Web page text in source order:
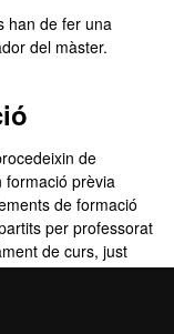
han de fer una
del màster.
de
formació prèvia
de formació
per professorat
de curs, just
i finals de setembre).